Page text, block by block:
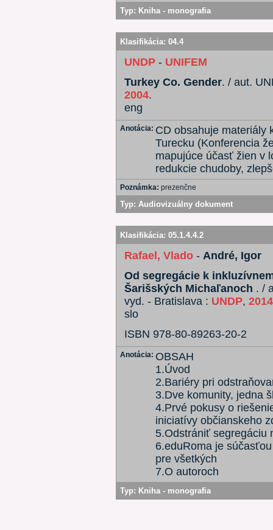
Typ: Kniha - monografia
Klasifikácia: 04.4
UNDP - UNIFEM
Turkey Co. Gender. / aut.
2004.
eng
Anotácia: CD obsahuje materiály
Turecku (Konferencia
mapujúce účasť žien v
redukcie chudoby,
Poznámka: prezenčne
Typ: Audiovizuálny dokument
Klasifikácia: 05.1.4.4.2
Rafael, Vlado - André, Igor
Od segregácie k
Šarišských Michaľanoch . /
vyd. - Bratislava : UNDP, 2014
slo
ISBN 978-80-89263-20-2
Anotácia: OBSAH
1.Úvod
2.Bariéry pri
3.Dve komunity, jedna
4.Prvé pokusy o
iniciatívy občianskeho
5.Odstrániť segregáciu
6.eduRoma je
pre všetkých
7.O autoroch
Typ: Kniha - monografia